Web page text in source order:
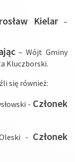
Kielar –
– Wójt Gminy
Kluczborski.
się również:
- Członek
- Członek